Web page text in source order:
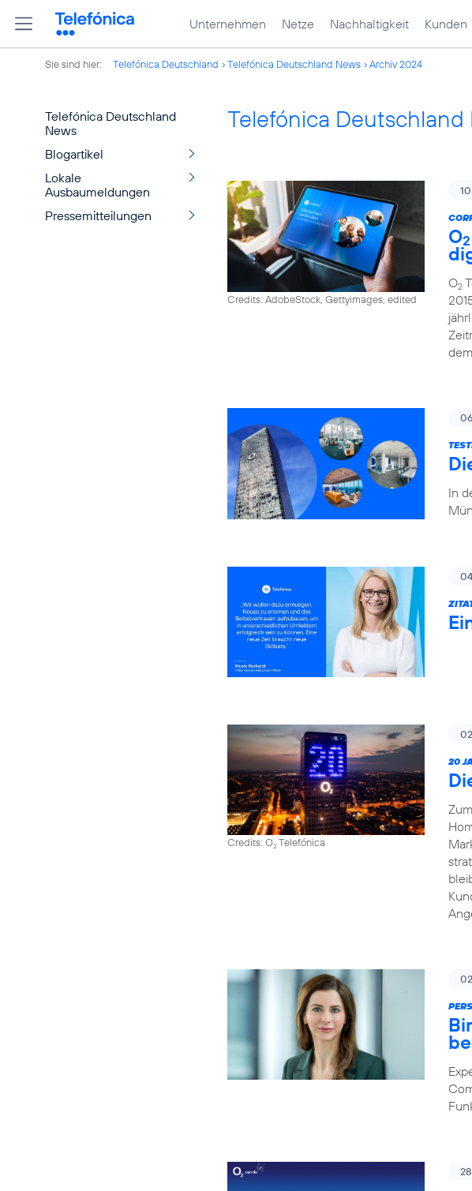
Unternehmen Netze Nachhaltigkeit Kunden
Sie sind hier: Telefónica Deutschland Telefónica Deutschland News Archiv 2024
Telefónica Deutschland
News
Blogartikel
Lokale
Ausbaumeldungen
Pressemitteilungen
Telefónica
Credits: AdobeStock, Gettyimages, edited
O2
O2
In
Credits: O2Telefónica
20